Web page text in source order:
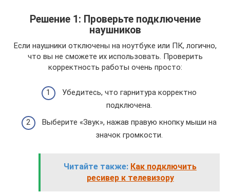
Решение 1: Проверьте подключение
наушников
Если наушники отключены на ноутбуке или ПК, логично,
что вы не сможете их использовать. Проверить
корректность работы очень просто:
Убедитесь, что гарнитура корректно
подключена.
Выберите «Звук», нажав правую кнопку мыши на
значок громкости.
Читайте также: Как подключить
ресивер к телевизору